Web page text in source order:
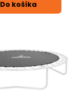
Do košíka